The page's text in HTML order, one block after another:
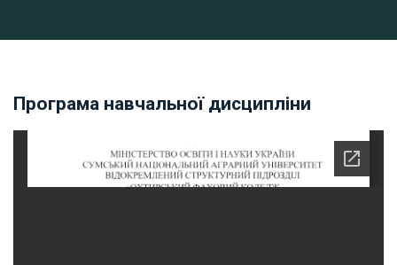
Програма навчальної дисципліни